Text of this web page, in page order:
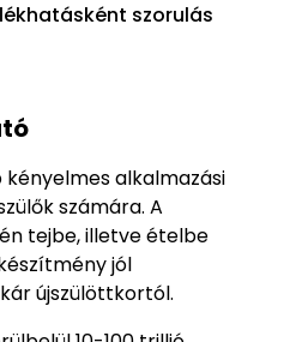
szorulás
kényelmes alkalmazási
számára. A
tejbe, illetve ételbe
jól
újszülöttkortól.